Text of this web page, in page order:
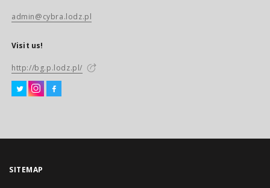
admin@cybra.lodz.pl
Visit us!
http://bg.p.lodz.pl/
SITEMAP